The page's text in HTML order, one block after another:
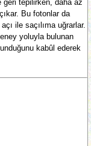
geri tepilirken, daha az
Bu fotonlar da
ile saçılıma uğrarlar.
yoluyla bulunan
kabûl ederek